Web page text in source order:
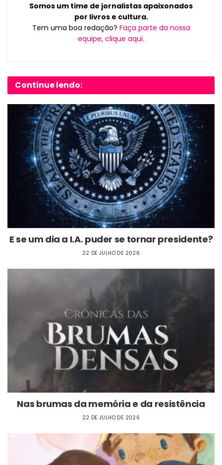
Somos um time de jornalistas apaixonados
por livros e cultura.
Tem uma boa redação? Faça parte da nossa
equipe, clique aqui.
Continue lendo:
E se um dia a I.A. puder se tornar presidente?
22 DE JULHO DE 2026
Nas brumas da memória e da resistência
22 DE JULHO DE 2026